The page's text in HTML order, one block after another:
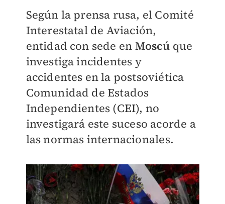
Según la prensa rusa, el Comité
Interestatal de Aviación,
entidad con sede en Moscú que
investiga incidentes y
accidentes en la postsoviética
Comunidad de Estados
Independientes (CEI), no
investigará este suceso acorde a
las normas internacionales.